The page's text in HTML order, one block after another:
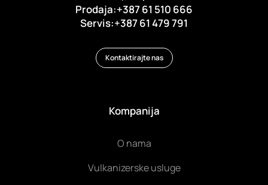
Prodaja:+387 61 510 666
Servis:+387 61 479 791
Kontaktirajte nas
Kompanija
O nama
Vulkanizerske usluge